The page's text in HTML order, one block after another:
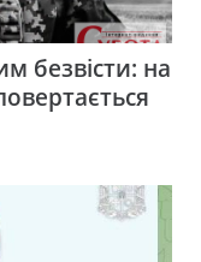
безвісти: на